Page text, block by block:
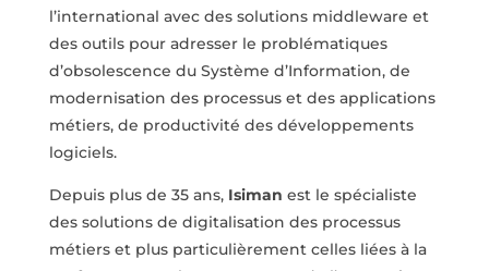
l’international avec des solutions middleware et
des outils pour adresser le problématiques
d’obsolescence du Système d’Information, de
modernisation des processus et des applications
métiers, de productivité des développements
logiciels.
Depuis plus de 35 ans, Isiman est le spécialiste
des solutions de digitalisation des processus
métiers et plus particulièrement celles liées à la